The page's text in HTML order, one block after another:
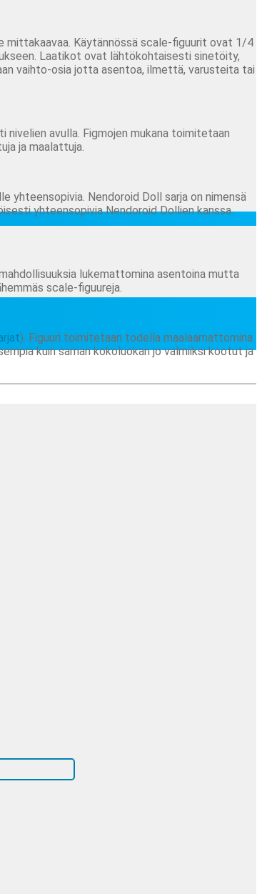
mittakaavaa. Käytännössä scale-figuurit ovat 1/4
Laatikot ovat lähtökohtaisesti sinetöity,
vaihto-osia jotta asentoa, ilmettä, varusteita tai
avulla. Figmojen mukana toimitetaan
ja maalattuja.
yhteensopivia. Nendoroid Doll sarja on nimensä
yhteensopivia Nendoroid Dollien kanssa.
lukemattomina asentoina mutta
scale-figuureja.
). Figuuri toimitetaan todella maalaamattomina
kuin saman kokoluokan jo valmiiksi kootut ja